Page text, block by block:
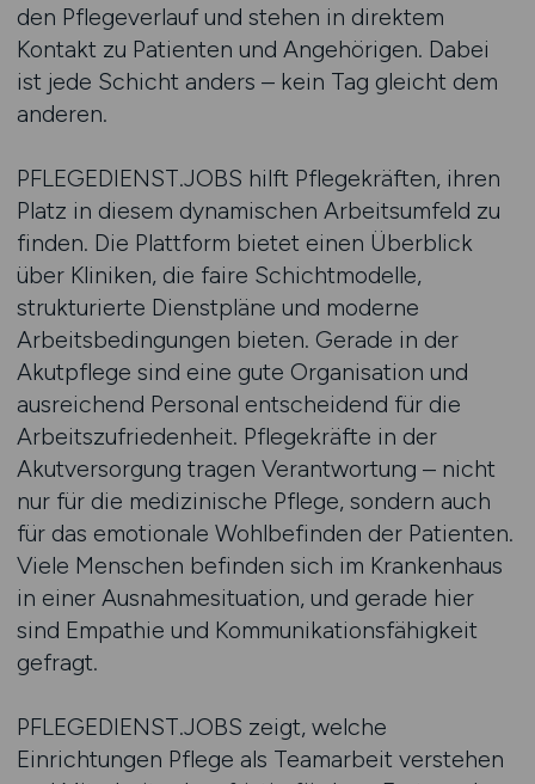
den Pflegeverlauf und stehen in direktem
Kontakt zu Patienten und Angehörigen. Dabei
ist jede Schicht anders – kein Tag gleicht dem
anderen.
PFLEGEDIENST.JOBS hilft Pflegekräften, ihren
Platz in diesem dynamischen Arbeitsumfeld zu
finden. Die Plattform bietet einen Überblick
über Kliniken, die faire Schichtmodelle,
strukturierte Dienstpläne und moderne
Arbeitsbedingungen bieten. Gerade in der
Akutpflege sind eine gute Organisation und
ausreichend Personal entscheidend für die
Arbeitszufriedenheit. Pflegekräfte in der
Akutversorgung tragen Verantwortung – nicht
nur für die medizinische Pflege, sondern auch
für das emotionale Wohlbefinden der Patienten.
Viele Menschen befinden sich im Krankenhaus
in einer Ausnahmesituation, und gerade hier
sind Empathie und Kommunikationsfähigkeit
gefragt.
PFLEGEDIENST.JOBS zeigt, welche
Einrichtungen Pflege als Teamarbeit verstehen